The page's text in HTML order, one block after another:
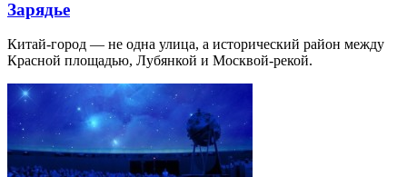
Зарядье
Китай-город — не одна улица, а исторический район между
Красной площадью, Лубянкой и Москвой-рекой.